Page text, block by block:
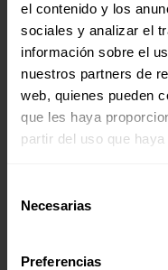
el contenido y los
sociales y analizar el
información sobre el
nuestros partners de
web, quienes pueden
que les haya
partir del uso que
Necesarias
Preferencias
que ya tenemos una
¿Quieres conocer la
en Bahía de Cádiz?
(Jesuitas), C/ Puerta
(Cádiz). El correo